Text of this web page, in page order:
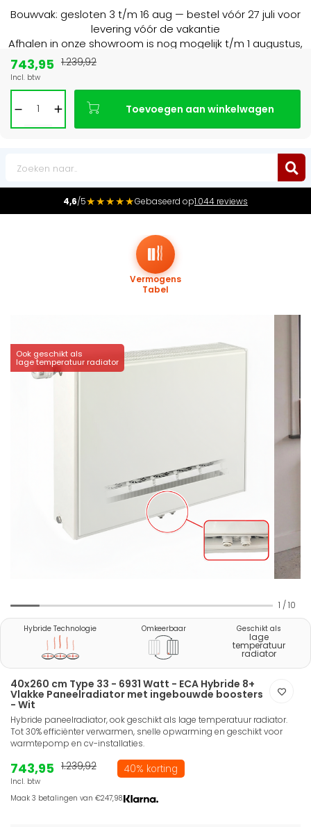
Bouwvak: gesloten 3 t/m 16 aug — bestel vóór 27 juli voor
levering vóór de vakantie
Afhalen in onze showroom is nog mogelijk t/m 1 augustus,
4,6/5★★★★★Gebaseerd op1.044 reviews
Ook geschikt als
lage temperatuur radiator
Vermogens
Tabel
1 / 10
Hybride Technologie Omkeerbaar Geschikt als
lage
temperatuur
radiator
40x260 cm Type 33 - 6931 Watt - ECA Hybride 8+
Vlakke Paneelradiator met ingebouwde boosters
- Wit
Hybride paneelradiator, ook geschikt als lage temperatuur radiator.
Tot 30% efficiënter verwarmen, snelle opwarming en geschikt voor
warmtepomp en cv-installaties.
743,95
Incl. btw
1.239,92 40% korting
Maak 3 betalingen van €247,98.
743,95
Incl. btw
1.239,92
Toevoegen aan winkelwagen